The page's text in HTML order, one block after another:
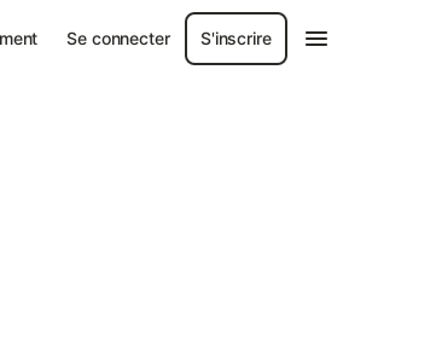
Se connecter S'inscrire